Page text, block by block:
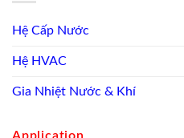
Hệ Cấp Nước
Hệ HVAC
Gia Nhiệt Nước & Khí